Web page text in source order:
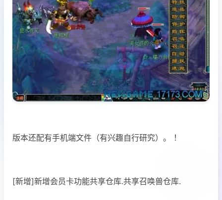
版本还配有手机端文件（有兴趣自行研究）。 ！
[新增]新增会员卡功能共享仓库.共享召唤兽仓库.